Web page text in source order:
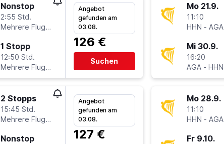
Nonstop
2:55 Std.
Mehrere Fluglinien
1 Stopp
12:50 Std.
Mehrere Fluglinien
Angebot
gefunden am
03.08.
126 €
Suchen
2 Stopps
15:45 Std.
Mehrere Fluglinien
Nonstop
Angebot
gefunden am
03.08.
127 €
Mo 21.9.
11:10
HHN - AGA
Mi 30.9.
16:20
AGA- HHN
Mo 28.9.
11:10
HHN - AGA
Fr 9.10.